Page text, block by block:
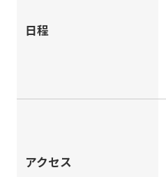
日程
アクセス